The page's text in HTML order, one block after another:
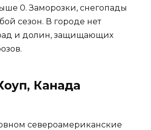
0. Заморозки, снегопады
сезон. В городе нет
и долин, защищающих
Канада
североамериканские